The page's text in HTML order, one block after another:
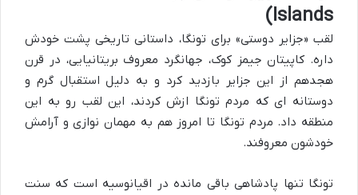
Islands)
لقب «جزایر دوستی» برای تونگا، داستانی تاریخی پشت خودش
داره. کاپیتان جیمز کوک، جهانگرد معروف بریتانیایی، در قرن
هجدهم از این جزایر بازدید کرد و به دلیل استقبال گرم و
دوستانه ای که مردم تونگا ازش کردند، این لقب رو به این
منطقه داد. مردم تونگا تا امروز هم به مهمان نوازی و آرامش
خودشون معروفند.
تونگا تنها پادشاهی باقی مانده در اقیانوسیه است که سنت